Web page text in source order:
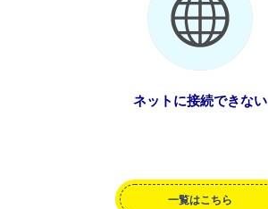
ネットに接続できない
一覧はこちら